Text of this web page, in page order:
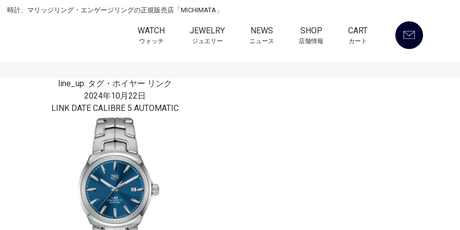
時計、マリッジリング・エンゲージリングの正規販売店「MICHIMATA」
WATCH
ウォッチ
JEWELRY
ジュエリー
NEWS
ニュース
SHOP
店舗情報
CART
カート
line_up: タグ・ホイヤー リンク
2024年10月22日
LINK DATE CALIBRE 5 AUTOMATIC